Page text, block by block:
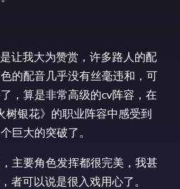
让我大为赞赏，许多路人的配
的配音几乎没有丝毫违和，可
，算是非常高级的cv阵容，在
树银花》的职业阵容中感受到
巨大的突破了。
主要角色发挥都很完美，我甚
者可以说是很入戏用心了。